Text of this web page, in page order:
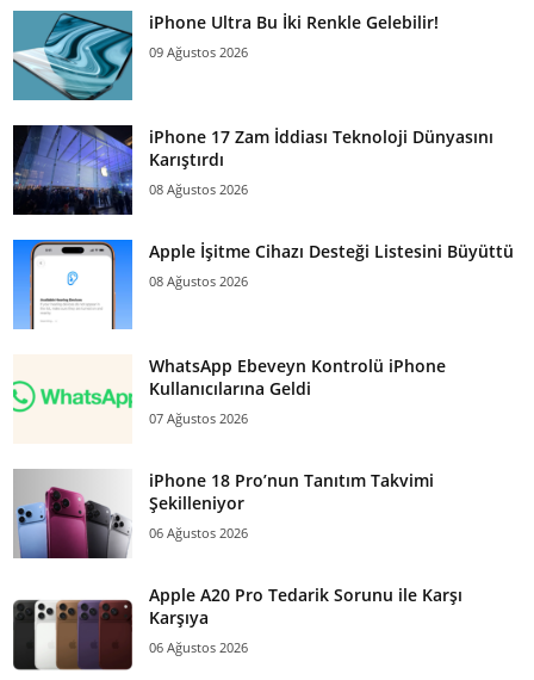
iPhone Ultra Bu İki Renkle Gelebilir!
09 Ağustos 2026
iPhone 17 Zam İddiası Teknoloji Dünyasını
Karıştırdı
08 Ağustos 2026
Apple İşitme Cihazı Desteği Listesini Büyüttü
08 Ağustos 2026
WhatsApp Ebeveyn Kontrolü iPhone
Kullanıcılarına Geldi
07 Ağustos 2026
iPhone 18 Pro’nun Tanıtım Takvimi
Şekilleniyor
06 Ağustos 2026
Apple A20 Pro Tedarik Sorunu ile Karşı
Karşıya
06 Ağustos 2026